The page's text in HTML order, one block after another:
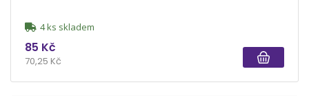
4 ks skladem
85 Kč
70,25 Kč